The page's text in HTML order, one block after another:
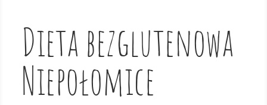
Dieta bezglutenowa
Niepołomice